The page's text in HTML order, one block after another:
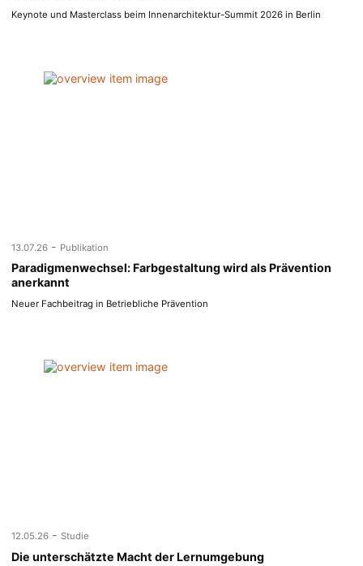
Keynote und Masterclass beim Innenarchitektur-Summit 2026 in Berlin
13.07.26 - Publikation
Paradigmenwechsel: Farbgestaltung wird als Prävention
anerkannt
Neuer Fachbeitrag in Betriebliche Prävention
12.05.26 - Studie
Die unterschätzte Macht der Lernumgebung